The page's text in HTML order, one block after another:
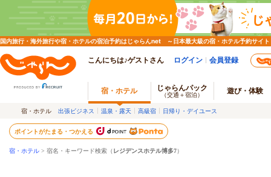
国内旅行・海外旅行や宿・ホテルの宿泊予約はじゃらんnet ～日本最大級の宿・ホテル予約サイト
こんにちは♪ゲストさん ログイン 会員登録
宿・ホテル じゃらんパック
（交通＋宿泊） 遊び・体験
宿・ホテル 出張ビジネス 温泉・露天 高級宿 日帰り・デイユース
ポイントがたまる・つかえる
宿・ホテル > 宿名・キーワード検索（レジデンスホテル博多7）